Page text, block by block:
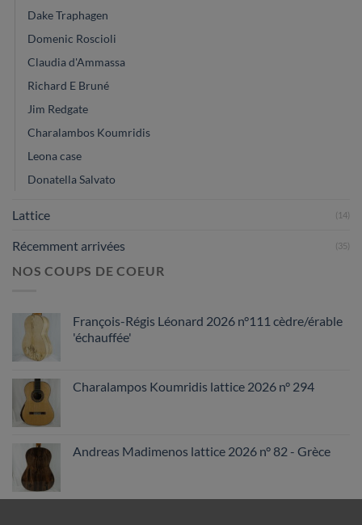
Dake Traphagen
Domenic Roscioli
Claudia d'Ammassa
Richard E Bruné
Jim Redgate
Charalambos Koumridis
Leona case
Donatella Salvato
Lattice (14)
Récemment arrivées (35)
NOS COUPS DE COEUR
François-Régis Léonard 2026 n°111 cèdre/érable
'échauffée'
Charalampos Koumridis lattice 2026 n° 294
Andreas Madimenos lattice 2026 n° 82 - Grèce